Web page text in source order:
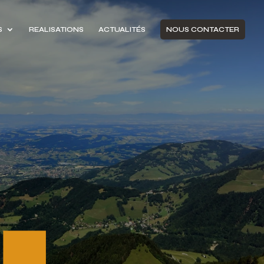
REALISATIONS ACTUALITÉS NOUS CONTACTER